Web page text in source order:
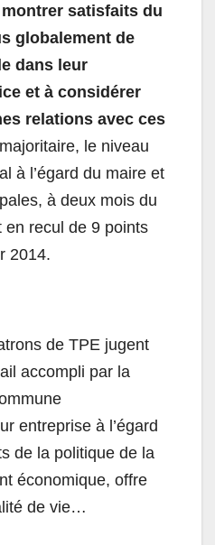
satisfaits du
globalement de
dans leur
et à considérer
relations avec ces
le niveau
à l’égard du maire et
à deux mois du
en recul de 9 points
2014.
de TPE jugent
accompli par la
entreprise à l’égard
de la politique de la
économique, offre
de vie…